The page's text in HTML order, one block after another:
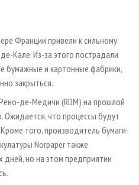
ПЛИТ
Франции привели к сильному
Кале. Из-за этого пострадали
бумажные и картонные фабрики,
закрыться.
де-Медичи (RDM) на прошлой
Ожидается, что процессы будут
того, производитель бумаги-
Norpaper также
дней, но на этом предприятии